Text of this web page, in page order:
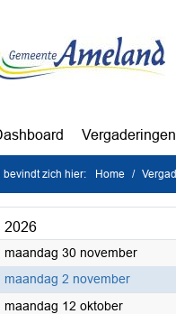
Vergaderingen
bevindt zich hier: Home
2026
maandag 30 november2026
maandag 2 november2026
maandag 12 oktober2026